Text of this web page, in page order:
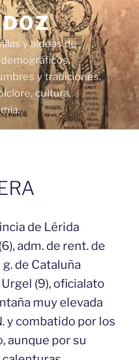
y aldeas de
y tradiciones.
cultura,
de Lérida
adm. de rent. de
de Cataluña
(9), oficialato
muy elevada
y combatido por los
aunque por su